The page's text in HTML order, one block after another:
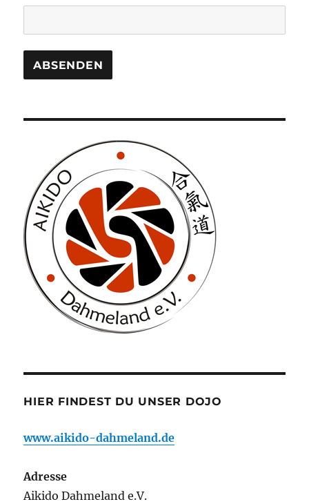
HIER FINDEST DU UNSER DOJO
www.aikido-dahmeland.de
Adresse
Aikido Dahmeland e.V.